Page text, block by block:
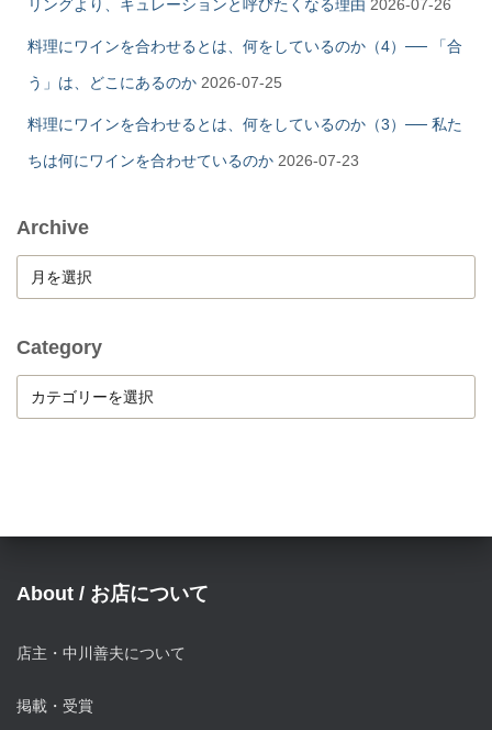
リングより、キュレーションと呼びたくなる理由 2026-07-26
料理にワインを合わせるとは、何をしているのか（4）── 「合
う」は、どこにあるのか 2026-07-25
料理にワインを合わせるとは、何をしているのか（3）── 私た
ちは何にワインを合わせているのか 2026-07-23
Archive
h
Category
About / お店について
店主・中川善夫について
掲載・受賞